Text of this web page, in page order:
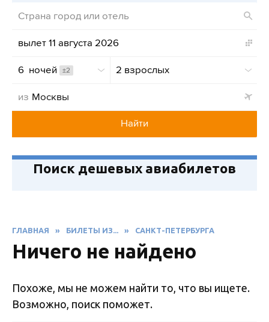
вылет 11 августа 2026
6  ночей ±2 2 взрослых
из
Найти
Поиск дешевых авиабилетов
ГЛАВНАЯ » БИЛЕТЫ ИЗ... » САНКТ-ПЕТЕРБУРГА
Ничего не найдено
Похоже, мы не можем найти то, что вы ищете.
Возможно, поиск поможет.